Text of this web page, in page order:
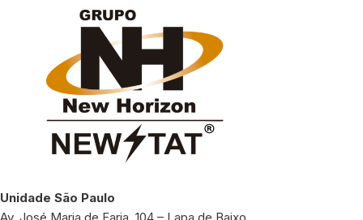
Unidade São Paulo